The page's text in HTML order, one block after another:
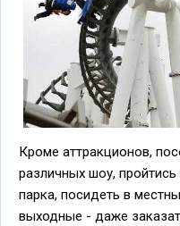
Кроме аттракционов,
различных шоу,
парка, посидеть в
выходные - даже